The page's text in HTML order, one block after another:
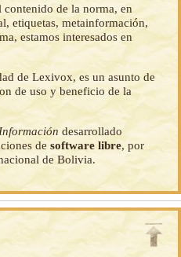
contenido de la norma, en
etiquetas, metainformación,
estamos interesados en
de Lexivox, es un asunto de
de uso y beneficio de la
desarrollado
desoftware libre, por
de Bolivia.